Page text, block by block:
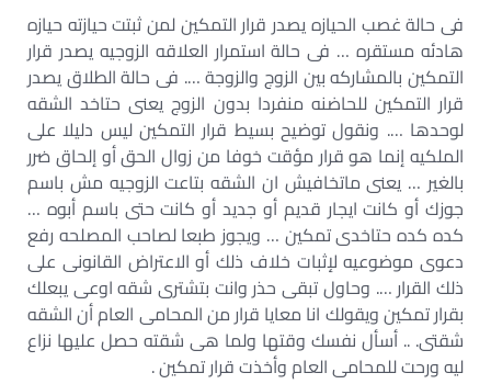
فى حالة غصب الحيازه يصدر قرار التمكين لمن ثبتت حيازته حيازه
هادئه مستقره … فى حالة استمرار العلاقه الزوجيه يصدر قرار
التمكين بالمشاركه بين الزوج والزوجة …. فى حالة الطلاق يصدر
قرار التمكين للحاضنه منفردا بدون الزوج يعنى حتاخد الشقه
لوحدها …. ونقول توضيح بسيط قرار التمكين ليس دليلا على
الملكيه إنما هو قرار مؤقت خوفا من زوال الحق أو إلحاق ضرر
بالغير … يعنى ماتخافيش ان الشقه بتاعت الزوجيه مش باسم
جوزك أو كانت ايجار قديم أو جديد أو كانت حتى باسم أبوه …
كده كده حتاخدى تمكين … ويجوز طبعا لصاحب المصلحه رفع
دعوى موضوعيه لإثبات خلاف ذلك أو الاعتراض القانونى على
ذلك القرار …. وحاول تبقى حذر وانت بتشترى شقه اوعى يبعلك
بقرار تمكين ويقولك انا معايا قرار من المحامى العام أن الشقه
شقتى. .. أسأل نفسك وقتها ولما هى شقته حصل عليها نزاع
ليه ورحت للمحامى العام وأخذت قرار تمكين .